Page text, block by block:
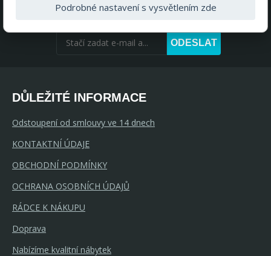
VAŠEHO E-MAILU
ODESLAT
DŮLEŽITÉ INFORMACE
Odstoupení od smlouvy ve 14 dnech
KONTAKTNÍ ÚDAJE
OBCHODNÍ PODMÍNKY
OCHRANA OSOBNÍCH ÚDAJŮ
RÁDCE K NÁKUPU
Doprava
Nabízíme kvalitní nábytek
Podrobné nastavení s vysvětlením zde